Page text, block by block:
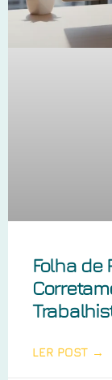
Folha de
LER POST →